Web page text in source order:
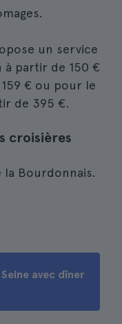
un service
à partir de 150 €
€ ou pour le
de 395 €.
croisières
la Bourdonnais.
avec dîner